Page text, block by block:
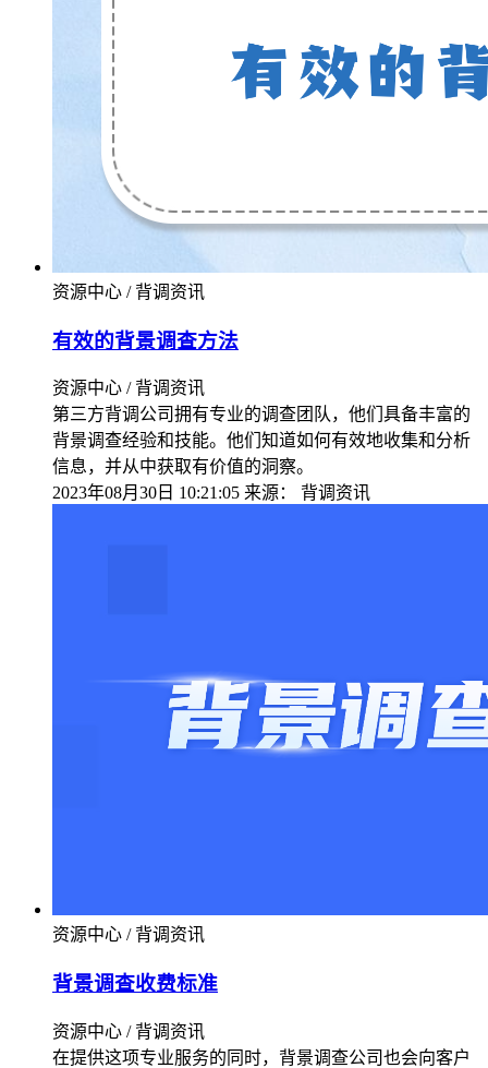
资源中心 / 背调资讯
有效的背景调查方法
资源中心 / 背调资讯
第三方背调公司拥有专业的调查团队，他们具备丰富的
背景调查经验和技能。他们知道如何有效地收集和分析
信息，并从中获取有价值的洞察。
2023年08月30日 10:21:05 来源： 背调资讯
资源中心 / 背调资讯
背景调查收费标准
资源中心 / 背调资讯
在提供这项专业服务的同时，背景调查公司也会向客户